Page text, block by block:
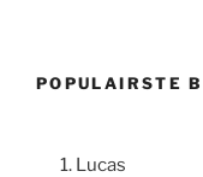
POPULAIRSTE
Lucas